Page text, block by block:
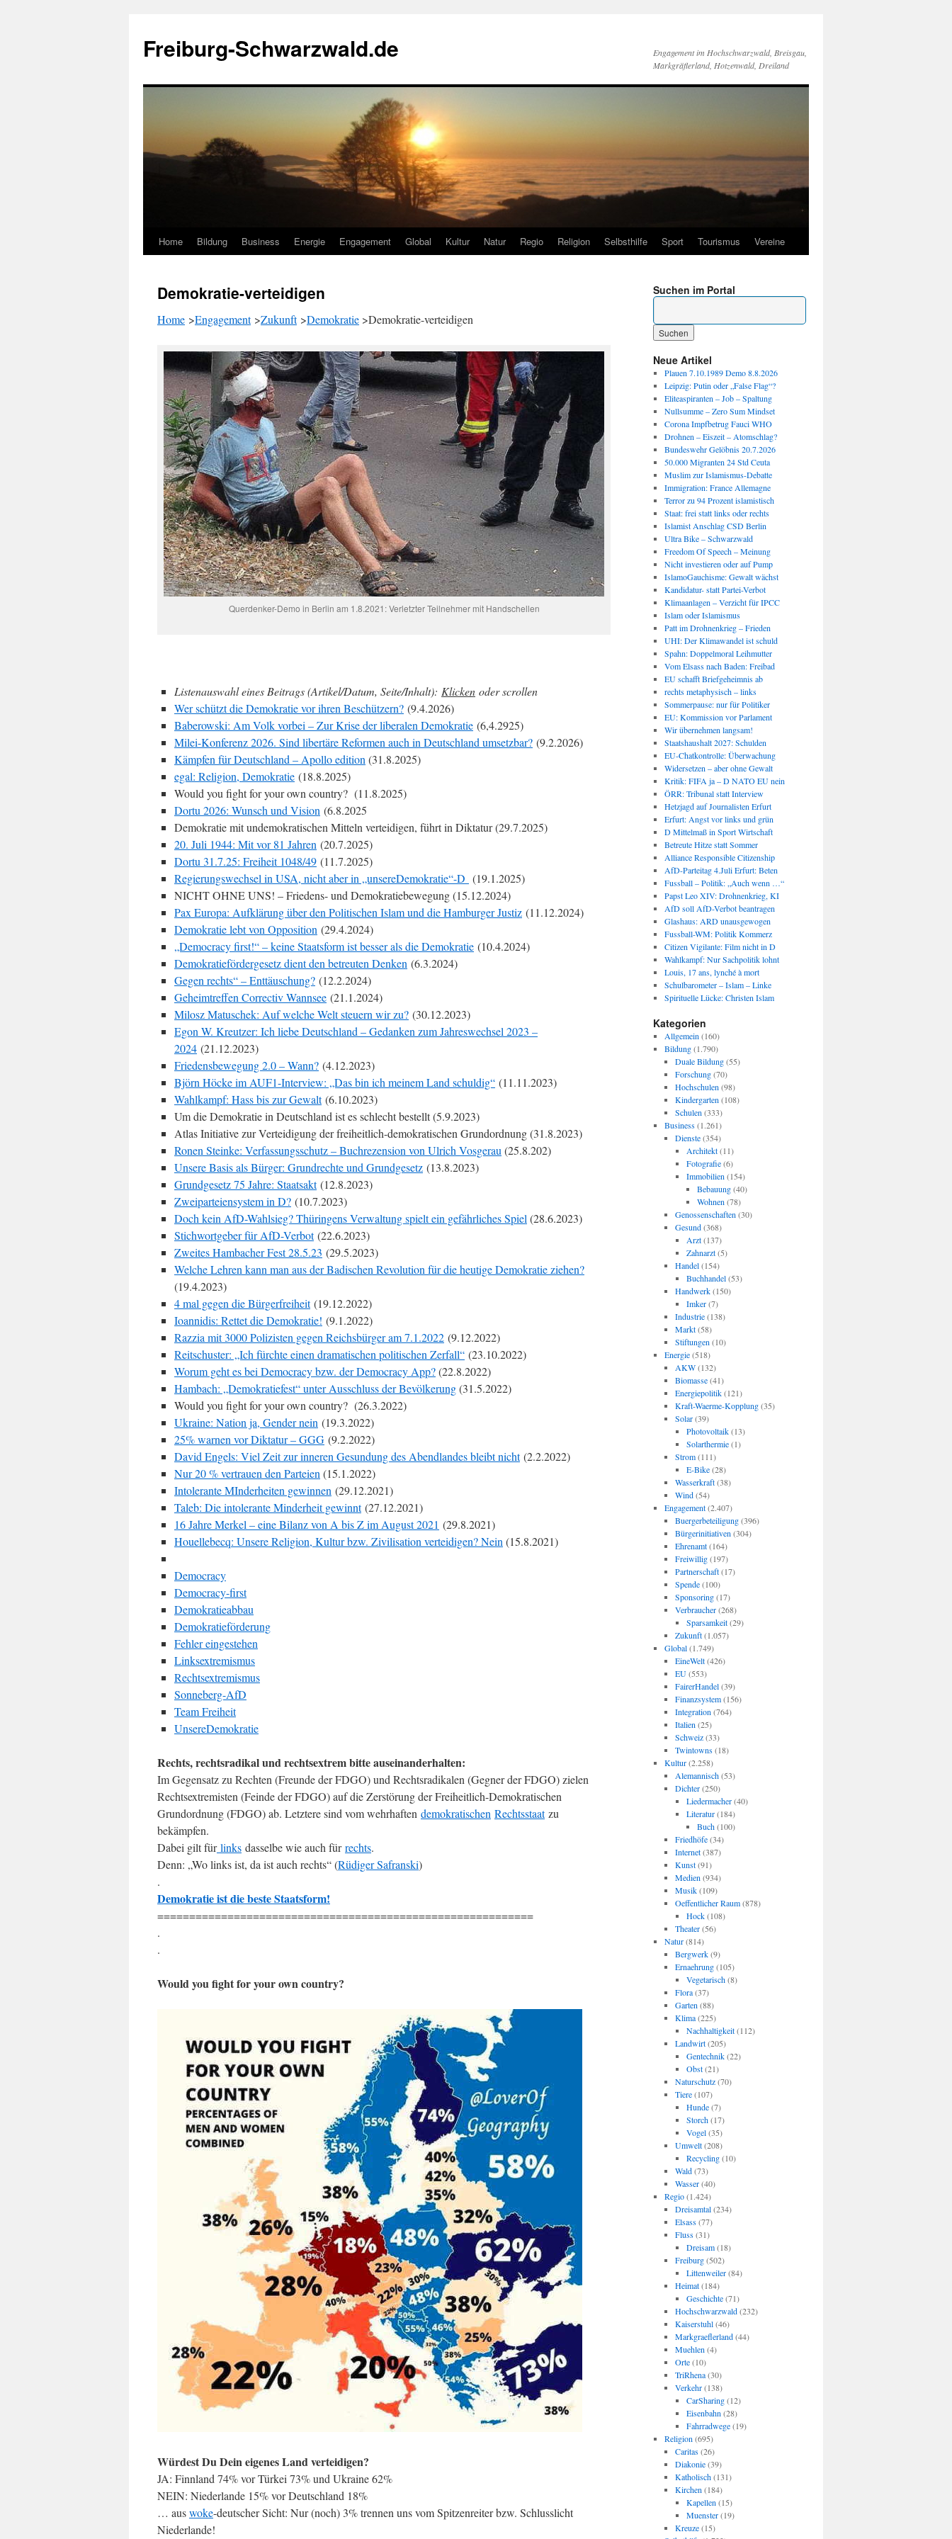
springen
Freiburg-Schwarzwald.de
Engagement im Hochschwarzwald, Breisgau,
Markgräflerland, Hotzenwald, Dreiland
Home Bildung Business Energie Engagement Global Kultur Natur Regio Religion Selbsthilfe Sport Tourismus Vereine
Demokratie-verteidigen
Home >Engagement>Zukunft>Demokratie >Demokratie-verteidigen
Querdenker-Demo in Berlin am 1.8.2021: Verletzter Teilnehmer mit Handschellen
Listenauswahl eines Beitrags (Artikel/Datum, Seite/Inhalt): Klicken oder scrollen
Wer schützt die Demokratie vor ihren Beschützern? (9.4.2026)
Baberowski: Am Volk vorbei – Zur Krise der liberalen Demokratie (6,4.2925)
Milei-Konferenz 2026. Sind libertäre Reformen auch in Deutschland umsetzbar? (9.2.2026)
Kämpfen für Deutschland – Apollo edition (31.8.2025)
egal: Religion, Demokratie (18.8.2025)
Would you fight for your own country? (11.8.2025)
Dortu 2026: Wunsch und Vision (6.8.2025
Demokratie mit undemokratischen Mitteln verteidigen, führt in Diktatur (29.7.2025)
20. Juli 1944: Mit vor 81 Jahren (20.7.2025)
Dortu 31.7.25: Freiheit 1048/49 (11.7.2025)
Regierungswechsel in USA, nicht aber in „unsereDemokratie“-D (19.1.2025)
NICHT OHNE UNS! – Friedens- und Demokratiebewegung (15.12.2024)
Pax Europa: Aufklärung über den Politischen Islam und die Hamburger Justiz (11.12.2024)
Demokratie lebt von Opposition (29.4.2024)
„Democracy first!“ – keine Staatsform ist besser als die Demokratie (10.4.2024)
Demokratiefördergesetz dient den betreuten Denken (6.3.2024)
Gegen rechts“ – Enttäuschung? (12.2.2024)
Geheimtreffen Correctiv Wannsee (21.1.2024)
Milosz Matuschek: Auf welche Welt steuern wir zu? (30.12.2023)
Egon W. Kreutzer: Ich liebe Deutschland – Gedanken zum Jahreswechsel 2023 –
2024 (21.12.2023)
Friedensbewegung 2.0 – Wann? (4.12.2023)
Björn Höcke im AUF1-Interview: „Das bin ich meinem Land schuldig“ (11.11.2023)
Wahlkampf: Hass bis zur Gewalt(6.10.2023)
Um die Demokratie in Deutschland ist es schlecht bestellt (5.9.2023)
Atlas Initiative zur Verteidigung der freiheitlich-demokratischen Grundordnung (31.8.2023)
Ronen Steinke: Verfassungsschutz – Buchrezension von Ulrich Vosgerau (25.8.202)
Unsere Basis als Bürger: Grundrechte und Grundgesetz (13.8.2023)
Grundgesetz 75 Jahre: Staatsakt(12.8.2023)
Zweiparteiensystem in D? (10.7.2023)
Doch kein AfD-Wahlsieg? Thüringens Verwaltung spielt ein gefährliches Spiel (28.6.2023)
Stichwortgeber für AfD-Verbot(22.6.2023)
Zweites Hambacher Fest 28.5.23 (29.5.2023)
Welche Lehren kann man aus der Badischen Revolution für die heutige Demokratie ziehen?
(19.4.2023)
4 mal gegen die Bürgerfreiheit(19.12.2022)
Ioannidis: Rettet die Demokratie! (9.1.2022)
Razzia mit 3000 Polizisten gegen Reichsbürger am 7.1.2022 (9.12.2022)
Reitschuster: „Ich fürchte einen dramatischen politischen Zerfall“ (23.10.2022)
Worum geht es bei Democracy bzw. der Democracy App?(22.8.2022)
Hambach: „Demokratiefest“ unter Ausschluss der Bevölkerung(31.5.2022)
Would you fight for your own country? (26.3.2022)
Ukraine: Nation ja, Gender nein (19.3.2022)
25% warnen vor Diktatur – GGG (9.2.2022)
David Engels: Viel Zeit zur inneren Gesundung des Abendlandes bleibt nicht(2.2.2022)
Nur 20 % vertrauen den Parteien (15.1.2022)
Intolerante MInderheiten gewinnen (29.12.2021)
Taleb: Die intolerante Minderheit gewinnt(27.12.2021)
16 Jahre Merkel – eine Bilanz von A bis Z im August 2021 (29.8.2021)
Houellebecq: Unsere Religion, Kultur bzw. Zivilisation verteidigen? Nein (15.8.2021)
Democracy
Democracy-first
Demokratieabbau
Demokratieförderung
Fehler eingestehen
Linksextremismus
Rechtsextremismus
Sonneberg-AfD
Team Freiheit
UnsereDemokratie
Rechts, rechtsradikal und rechtsextrem bitte auseinanderhalten:
Im Gegensatz zu Rechten (Freunde der FDGO) und Rechtsradikalen (Gegner der FDGO) zielen
Rechtsextremisten (Feinde der FDGO) auf die Zerstörung der Freiheitlich-Demokratischen
Grundordnung (FDGO) ab. Letztere sind vom wehrhaften demokratischen Rechtsstaatzu
bekämpfen.
Dabei gilt fürlinks dasselbe wie auch fürrechts.
Denn: „Wo links ist, da ist auch rechts“ (Rüdiger Safranski)
.
Demokratie ist die beste Staatsform!
===========================================================
.
.
Would you fight for your own country?
Würdest Du Dein eigenes Land verteidigen?
JA: Finnland 74% vor Türkei 73% und Ukraine 62%
NEIN: Niederlande 15% vor Deutschland 18%
… auswoke-deutscher Sicht: Nur (noch) 3% trennen uns vom Spitzenreiter bzw. Schlusslicht
Niederlande!
Suchen im Portal
Neue Artikel
Plauen 7.10.1989 Demo 8.8.2026
Leipzig: Putin oder „False Flag“?
Eliteaspiranten – Job – Spaltung
Nullsumme – Zero Sum Mindset
Corona Impfbetrug Fauci WHO
Drohnen – Eiszeit – Atomschlag?
Bundeswehr Gelöbnis 20.7.2026
50.000 Migranten 24 Std Ceuta
Muslim zur Islamismus-Debatte
Immigration: France Allemagne
Terror zu 94 Prozent islamistisch
Staat: frei statt links oder rechts
Islamist Anschlag CSD Berlin
Ultra Bike – Schwarzwald
Freedom Of Speech – Meinung
Nicht investieren oder auf Pump
IslamoGauchisme: Gewalt wächst
Kandidatur- statt Partei-Verbot
Klimaanlagen – Verzicht für IPCC
Islam oder Islamismus
Patt im Drohnenkrieg – Frieden
UHI: Der Klimawandel ist schuld
Spahn: Doppelmoral Leihmutter
Vom Elsass nach Baden: Freibad
EU schafft Briefgeheimnis ab
rechts metaphysisch – links
Sommerpause: nur für Politiker
EU: Kommission vor Parlament
Wir übernehmen langsam!
Staatshaushalt 2027: Schulden
EU-Chatkontrolle: Überwachung
Widersetzen – aber ohne Gewalt
Kritik: FIFA ja – D NATO EU nein
ÖRR: Tribunal statt Interview
Hetzjagd auf Journalisten Erfurt
Erfurt: Angst vor links und grün
D Mittelmaß in Sport Wirtschaft
Betreute Hitze statt Sommer
Alliance Responsible Citizenship
AfD-Parteitag 4.Juli Erfurt: Beten
Fussball – Politik: „Auch wenn …“
Papst Leo XIV: Drohnenkrieg, KI
AfD soll AfD-Verbot beantragen
Glashaus: ARD unausgewogen
Fussball-WM: Politik Kommerz
Citizen Vigilante: Film nicht in D
Wahlkampf: Nur Sachpolitik lohnt
Louis, 17 ans, lynché à mort
Schulbarometer – Islam – Linke
Spirituelle Lücke: Christen Islam
Kategorien
Allgemein (160)
Bildung(1.790)
Duale Bildung(55)
Forschung(70)
Hochschulen (98)
Kindergarten (108)
Schulen (333)
Business(1.261)
Dienste(354)
Architekt(11)
Fotografie(6)
Immobilien (154)
Bebauung(40)
Wohnen (78)
Genossenschaften (30)
Gesund(368)
Arzt(137)
Zahnarzt(5)
Handel(154)
Buchhandel(53)
Handwerk(150)
Imker(7)
Industrie(138)
Markt(58)
Stiftungen (10)
Energie(518)
AKW(132)
Biomasse(41)
Energiepolitik(121)
Kraft-Waerme-Kopplung(35)
Solar(39)
Photovoltaik(13)
Solarthermie(1)
Strom(111)
E-Bike(28)
Wasserkraft(38)
Wind(54)
Engagement(2.407)
Buergerbeteiligung(396)
Bürgerinitiativen (304)
Ehrenamt(164)
Freiwillig(197)
Partnerschaft(17)
Spende(100)
Sponsoring(17)
Verbraucher(268)
Sparsamkeit(29)
Zukunft(1.057)
Global(1.749)
EineWelt(426)
EU(553)
FairerHandel(39)
Finanzsystem(156)
Integration (764)
Italien (25)
Schweiz(33)
Twintowns(18)
Kultur(2.258)
Alemannisch(53)
Dichter(250)
Liedermacher(40)
Literatur(184)
Buch(100)
Friedhöfe(34)
Internet(387)
Kunst(91)
Medien (934)
Musik(109)
Oeffentlicher Raum(878)
Hock(108)
Theater(56)
Natur(814)
Bergwerk(9)
Ernaehrung(105)
Vegetarisch(8)
Flora(37)
Garten (88)
Klima(225)
Nachhaltigkeit(112)
Landwirt(205)
Gentechnik(22)
Obst(21)
Naturschutz(70)
Tiere(107)
Hunde(7)
Storch(17)
Vogel(35)
Umwelt(208)
Recycling(10)
Wald(73)
Wasser(40)
Regio(1.424)
Dreisamtal(234)
Elsass(77)
Fluss(31)
Dreisam(18)
Freiburg(502)
Littenweiler(84)
Heimat(184)
Geschichte(71)
Hochschwarzwald(232)
Kaiserstuhl(46)
Markgraeflerland(44)
Muehlen (4)
Orte(10)
TriRhena(30)
Verkehr(138)
CarSharing(12)
Eisenbahn (28)
Fahrradwege(19)
Religion (695)
Caritas(26)
Diakonie(39)
Katholisch(131)
Kirchen (184)
Kapellen (15)
Muenster(19)
Kreuze(15)